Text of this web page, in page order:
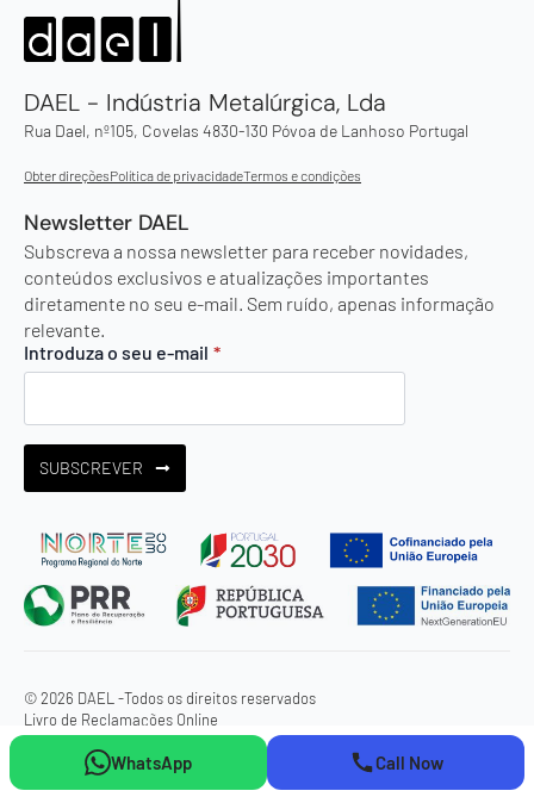
DAEL - Indústria Metalúrgica, Lda
Rua Dael, nº105, Covelas 4830-130 Póvoa de Lanhoso Portugal
Obter direçõesPolítica de privacidadeTermos e condições
Newsletter DAEL
Subscreva a nossa newsletter para receber novidades,
conteúdos exclusivos e atualizações importantes
diretamente no seu e-mail. Sem ruído, apenas informação
relevante.
Introduza o seu e-mail *
SUBSCREVER
© 2026 DAEL -Todos os direitos reservados
Livro de Reclamações Online
WhatsApp Call Now